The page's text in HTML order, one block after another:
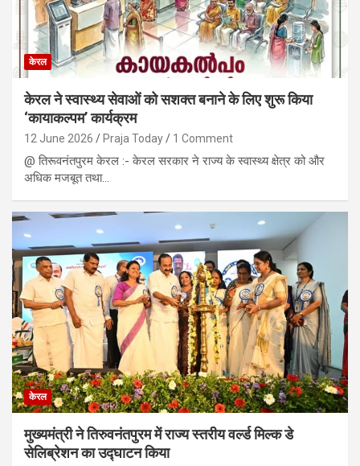
केरल
केरल ने स्वास्थ्य सेवाओं को सशक्त बनाने के लिए शुरू किया
‘कायाकल्पम’ कार्यक्रम
12 June 2026 Praja Today 1 Comment
@ तिरूवनंतपुरम केरल :- केरल सरकार ने राज्य के स्वास्थ्य क्षेत्र को और
अधिक मजबूत तथा…
केरल
मुख्यमंत्री ने तिरुवनंतपुरम में राज्य स्तरीय वर्ल्ड मिल्क डे
सेलिब्रेशन का उद्घाटन किया